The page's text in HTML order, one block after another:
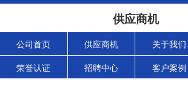
供应商机
公司首页 供应商机 关于我们
荣誉认证 招聘中心 客户案例